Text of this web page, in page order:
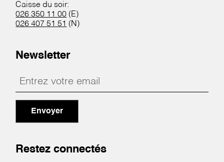
Caisse du soir:
026 350 11 00 (E)
026 407 51 51 (N)
Newsletter
Envoyer
Restez connectés